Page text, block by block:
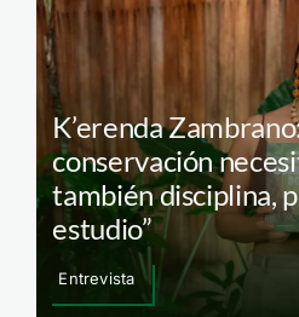
K’erenda
conservación
también disciplina,
estudio”
Entrevista